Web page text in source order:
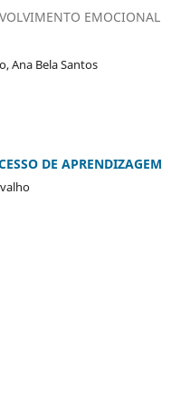
EMOCIONAL
Ana Bela Santos
DE APRENDIZAGEM